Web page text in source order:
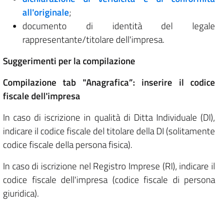
all'originale;
documento di identità del legale
rappresentante/titolare dell'impresa.
Suggerimenti per la compilazione
Compilazione tab "Anagrafica”: inserire il codice
fiscale dell'impresa
In caso di iscrizione in qualità di Ditta Individuale (DI),
indicare il codice fiscale del titolare della DI (solitamente
codice fiscale della persona fisica).
In caso di iscrizione nel Registro Imprese (RI), indicare il
codice fiscale dell'impresa (codice fiscale di persona
giuridica).